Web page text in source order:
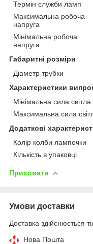
Термін служби ламп
Максимальна робоча
напруга
Мінімальна робоча
напруга
Габаритні розміри
Діаметр трубки
Характеристики
Мінімальна сила світла
Максимальна сила
Додаткові
Колір колби лампочки
Кількість в упаковці
Приховати
Умови доставки
Доставка здійснюється
Нова Пошта